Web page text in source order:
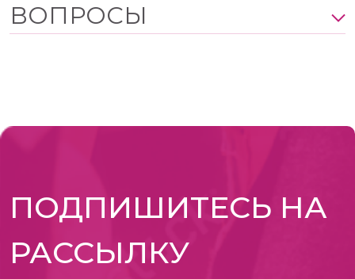
ВОПРОСЫ
ПОДПИШИТЕСЬ НА
РАССЫЛКУ